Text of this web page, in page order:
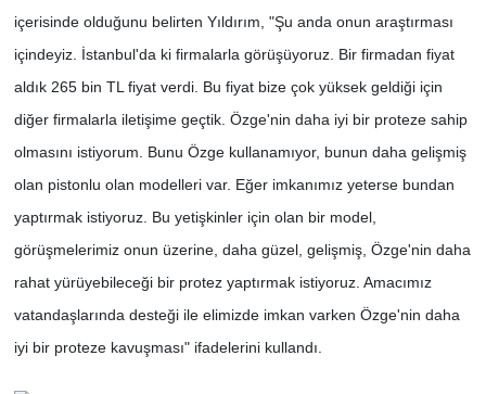
içerisinde olduğunu belirten Yıldırım, "Şu anda onun araştırması
içindeyiz. İstanbul'da ki firmalarla görüşüyoruz. Bir firmadan fiyat
aldık 265 bin TL fiyat verdi. Bu fiyat bize çok yüksek geldiği için
diğer firmalarla iletişime geçtik. Özge'nin daha iyi bir proteze sahip
olmasını istiyorum. Bunu Özge kullanamıyor, bunun daha gelişmiş
olan pistonlu olan modelleri var. Eğer imkanımız yeterse bundan
yaptırmak istiyoruz. Bu yetişkinler için olan bir model,
görüşmelerimiz onun üzerine, daha güzel, gelişmiş, Özge'nin daha
rahat yürüyebileceği bir protez yaptırmak istiyoruz. Amacımız
vatandaşlarında desteği ile elimizde imkan varken Özge'nin daha
iyi bir proteze kavuşması" ifadelerini kullandı.